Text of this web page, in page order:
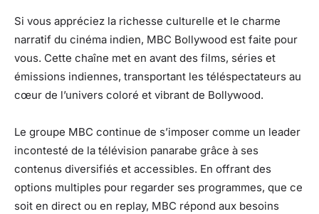
Si vous appréciez la richesse culturelle et le charme
narratif du cinéma indien, MBC Bollywood est faite pour
vous. Cette chaîne met en avant des films, séries et
émissions indiennes, transportant les téléspectateurs au
cœur de l’univers coloré et vibrant de Bollywood.
Le groupe MBC continue de s’imposer comme un leader
incontesté de la télévision panarabe grâce à ses
contenus diversifiés et accessibles. En offrant des
options multiples pour regarder ses programmes, que ce
soit en direct ou en replay, MBC répond aux besoins